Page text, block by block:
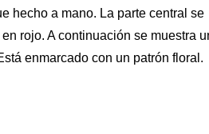
hecho a mano. La parte central se
rojo. A continuación se muestra
enmarcado con un patrón floral.